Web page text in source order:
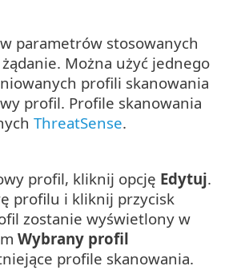
parametrów stosowanych
Można użyć jednego
profili skanowania
profil. Profile skanowania
ThreatSense.
profil, kliknij opcję Edytuj.
profilu i kliknij przycisk
zostanie wyświetlony w
Wybrany profil
profile skanowania.